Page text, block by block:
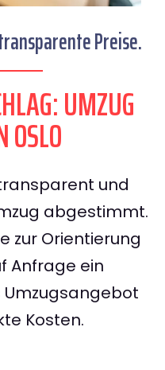
Preise.
UMZUG
OSLO
und
abgestimmt.
zur Orientierung
Anfrage ein
Kosten.